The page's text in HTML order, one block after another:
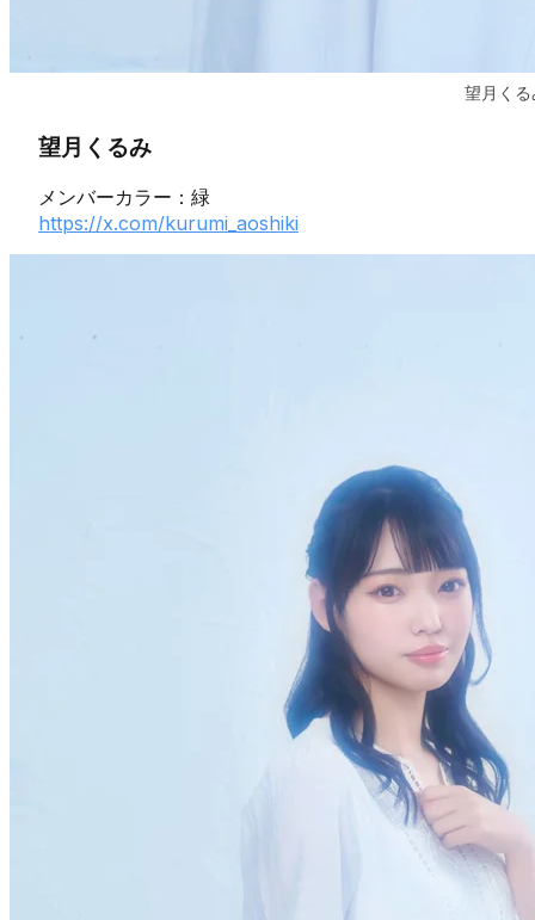
望月くる
望月くるみ
メンバーカラー：緑
https://x.com/kurumi_aoshiki